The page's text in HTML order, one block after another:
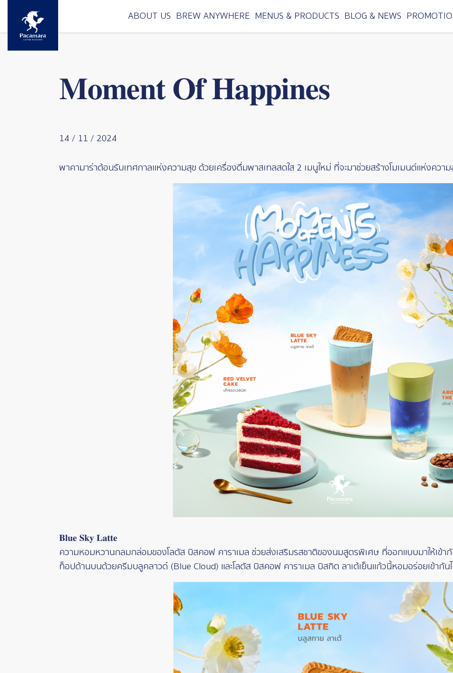
Skip to main content
ABOUT US BREW ANYWHERE MENUS & PRODUCTS BLOG & NEWS
𝐌𝐨𝐦𝐞𝐧𝐭 𝐎𝐟 𝐇𝐚𝐩𝐩𝐢𝐧𝐞𝐬
14 / 11 / 2024
พาคามาร่าต้อนรับเทศกาลแห่งความสุข ด้วยเครื่องดื่มพาสเทลสดใส 2 เมนูใหม่ ที่จะมาช่วยสร้างโมเมนต์แห่งควา
𝐁𝐥𝐮𝐞 𝐒𝐤𝐲 𝐋𝐚𝐭𝐭𝐞
ความหอมหวานกลมกล่อมของโลตัส บิสคอฟ คาราเมล ช่วยส่งเสริมรสชาติของนมสูตรพิเศษ ที่ออกแบบมาให้เข้า
ท็อปด้านบนด้วยครีมบลูคลาวด์ (Blue Cloud) และโลตัส บิสคอฟ คาราเมล บิสกิต ลาเต้เย็นแก้วนี้หอมอร่อยเข้ากัน